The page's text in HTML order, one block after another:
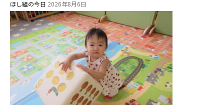
ほし組の今日 2026年8月6日